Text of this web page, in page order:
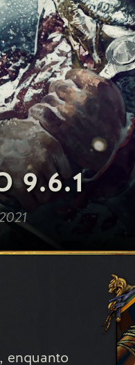
9.6.1
enquanto